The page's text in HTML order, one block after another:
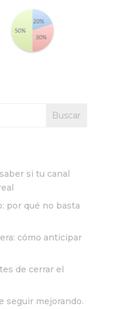
Buscar
si tu canal
por qué no basta
cómo anticipar
de cerrar el
seguir mejorando.